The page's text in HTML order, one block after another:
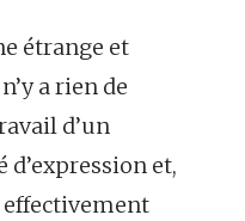
étrange et
a rien de
d’un
et,
effectivement